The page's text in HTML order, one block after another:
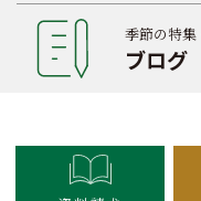
季節の特
ブログ